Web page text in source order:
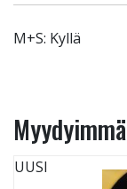
M+S: Kyllä
UUSI